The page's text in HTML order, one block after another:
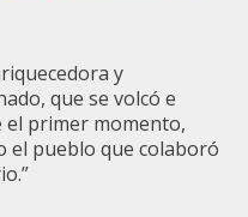
y
que se volcó e
el primer momento,
el pueblo que colaboró